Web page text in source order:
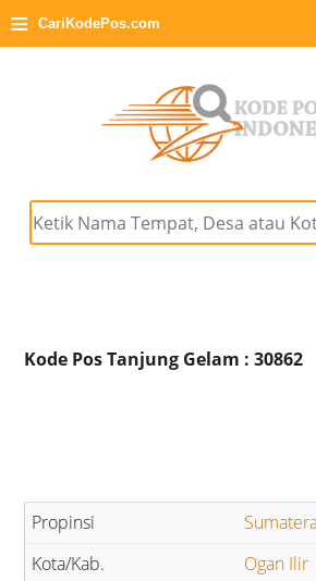
≡ CariKodePos.com
Kode Pos Tanjung Gelam : 30862
Ogan Ilir